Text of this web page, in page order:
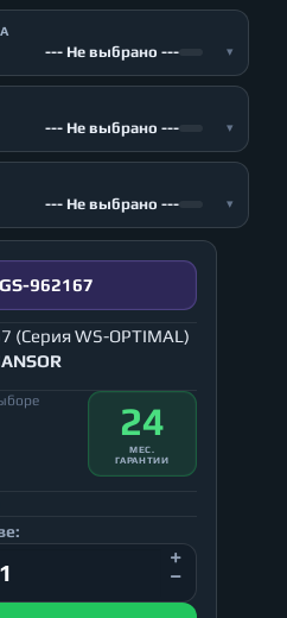
--- Не выбрано --- ▾
--- Не выбрано --- ▾
--- Не выбрано --- ▾
GS-962167
(Серия WS-OPTIMAL)
24
МЕС.
ГАРАНТИИ